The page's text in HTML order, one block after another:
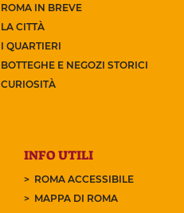
ROMA IN BREVE
LA CITTÀ
I QUARTIERI
BOTTEGHE E NEGOZI STORICI
CURIOSITÀ
INFO UTILI
ROMA ACCESSIBILE
MAPPA DI ROMA